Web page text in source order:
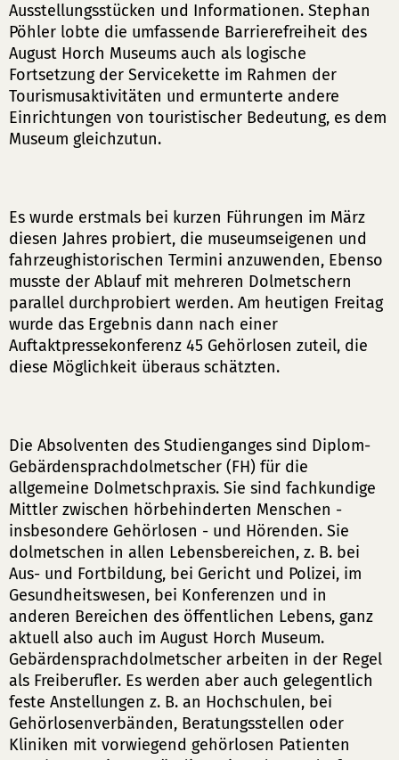
Ausstellungsstücken und Informationen. Stephan
Pöhler lobte die umfassende Barrierefreiheit des
August Horch Museums auch als logische
Fortsetzung der Servicekette im Rahmen der
Tourismusaktivitäten und ermunterte andere
Einrichtungen von touristischer Bedeutung, es dem
Museum gleichzutun.
Es wurde erstmals bei kurzen Führungen im März
diesen Jahres probiert, die museumseigenen und
fahrzeughistorischen Termini anzuwenden, Ebenso
musste der Ablauf mit mehreren Dolmetschern
parallel durchprobiert werden. Am heutigen Freitag
wurde das Ergebnis dann nach einer
Auftaktpressekonferenz 45 Gehörlosen zuteil, die
diese Möglichkeit überaus schätzten.
Die Absolventen des Studienganges sind Diplom-
Gebärdensprachdolmetscher (FH) für die
allgemeine Dolmetschpraxis. Sie sind fachkundige
Mittler zwischen hörbehinderten Menschen -
insbesondere Gehörlosen - und Hörenden. Sie
dolmetschen in allen Lebensbereichen, z. B. bei
Aus- und Fortbildung, bei Gericht und Polizei, im
Gesundheitswesen, bei Konferenzen und in
anderen Bereichen des öffentlichen Lebens, ganz
aktuell also auch im August Horch Museum.
Gebärdensprachdolmetscher arbeiten in der Regel
als Freiberufler. Es werden aber auch gelegentlich
feste Anstellungen z. B. an Hochschulen, bei
Gehörlosenverbänden, Beratungsstellen oder
Kliniken mit vorwiegend gehörlosen Patienten